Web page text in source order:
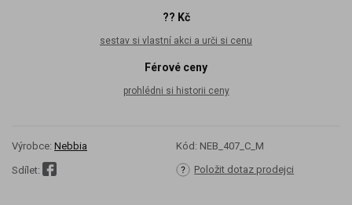
?? Kč
sestav si vlastní akci a urči si cenu
Férové ceny
prohlédni si historii ceny
Výrobce: Nebbia Kód: NEB_407_C_M
Sdílet: Položit dotaz prodejci